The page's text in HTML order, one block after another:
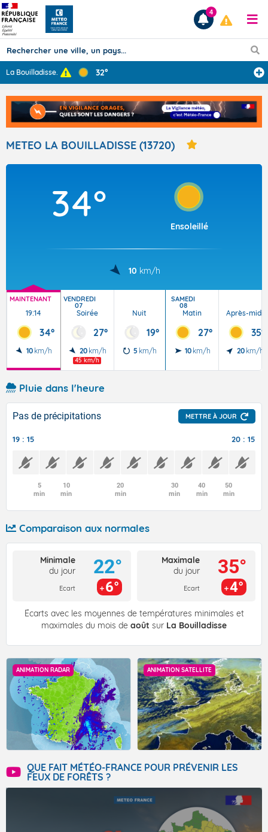
Prévisions
TOUS LES RÉSULTATS
Articles
4
La Bouilladisse... 32°
METEO LA BOUILLADISSE (13720)
34°
Ensoleillé
10 km/h
MAINTENANT
19:14
34°
10 km/h
VENDREDI
07
Soirée
27°
20 km/h
45 km/h
Nuit
19°
5 km/h
SAMEDI
08
Matin
27°
10 km/h
Après-midi
35°
20 km/h
Pluie dans l'heure
Pas de précipitations METTRE À JOUR
19 : 15 20 : 15
5
min
10
min
20
min
30
min
40
min
50
min
Comparaison aux normales
Minimale
du jour
Ecart
22°
6°
Maximale
du jour
Ecart
35°
4°
Écarts avec les moyennes de températures minimales et
maximales du mois de août sur La Bouilladisse
ANIMATION RADAR ANIMATION SATELLITE
QUE FAIT MÉTÉO-FRANCE POUR PRÉVENIR LES
FEUX DE FORÊTS ?